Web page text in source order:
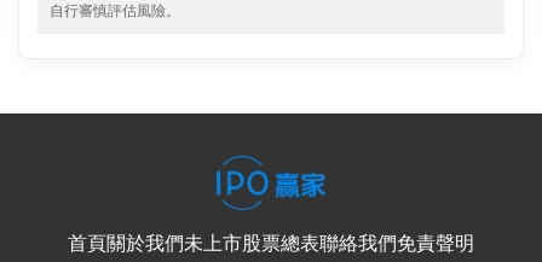
自行審慎評估風險。
首頁關於我們未上市股票總表聯絡我們免責聲明